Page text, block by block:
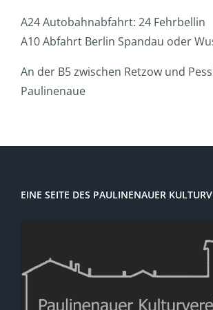
A24 Autobahnabfahrt: 24 Fehrbellin
A10 Abfahrt Berlin Spandau oder
An der B5 zwischen Retzow und
Paulinenaue
EINE SEITE DES PAULINENAUER